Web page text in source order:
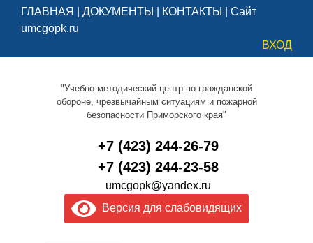
ГЛАВНАЯ ДОКУМЕНТЫ КОНТАКТЫ
Сайт
umcgopk.ru
ВХОД
"Учебно-методический центр по гражданской
обороне, чрезвычайным ситуациям и пожарной
безопасности Приморского края"
+7 (423) 244-26-79
+7 (423) 244-23-58
umcgopk@yandex.ru
Версия для слабовидящих